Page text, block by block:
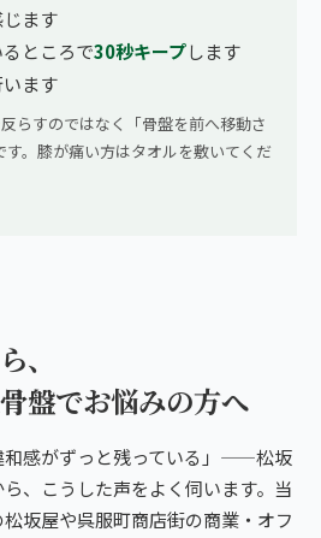
ます
ところで30秒キープします
ます
らすのではなく「骨盤を前へ移動さ
。膝が痛い方はタオルを敷いてくだ
、
盤でお悩みの方へ
和感がずっと残っている」——松坂
、こうした声をよく伺います。当
坂屋や呉服町商店街の商業・オフ